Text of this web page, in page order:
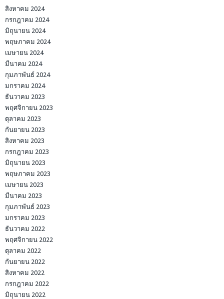
สิงหาคม 2024
กรกฎาคม 2024
มิถุนายน 2024
พฤษภาคม 2024
เมษายน 2024
มีนาคม 2024
กุมภาพันธ์ 2024
มกราคม 2024
ธันวาคม 2023
พฤศจิกายน 2023
ตุลาคม 2023
กันยายน 2023
สิงหาคม 2023
กรกฎาคม 2023
มิถุนายน 2023
พฤษภาคม 2023
เมษายน 2023
มีนาคม 2023
กุมภาพันธ์ 2023
มกราคม 2023
ธันวาคม 2022
พฤศจิกายน 2022
ตุลาคม 2022
กันยายน 2022
สิงหาคม 2022
กรกฎาคม 2022
มิถุนายน 2022